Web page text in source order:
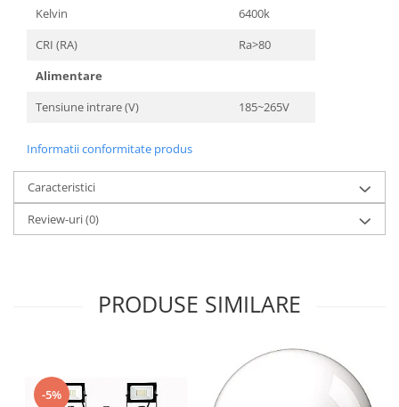
Kelvin
6400k
CRI (RA)
Ra>80
Alimentare
Tensiune intrare (V)
185~265V
Informatii conformitate produs
Caracteristici
Review-uri(0)
PRODUSE SIMILARE
-5%